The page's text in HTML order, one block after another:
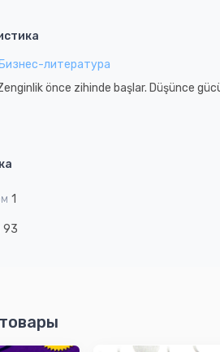
Бизнес-литература
önce zihinde başlar. Düşünce
1
93